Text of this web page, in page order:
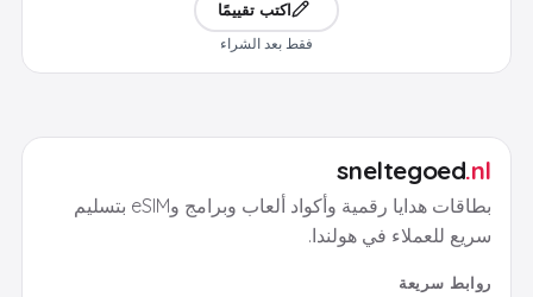
اكتب تقييمًا
فقط بعد الشراء
sneltegoed.nl
بطاقات هدايا رقمية وأكواد ألعاب وبرامج وeSIM بتسليم
سريع للعملاء في هولندا.
روابط سريعة